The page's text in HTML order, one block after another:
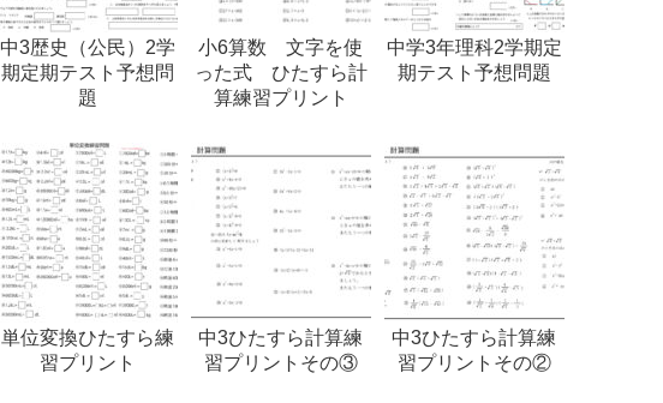
中3歴史（公民）2学
期定期テスト予想問
題
小6算数 文字を使
った式 ひたすら計
算練習プリント
中学3年理科2学期定
期テスト予想問題
単位変換ひたすら練
習プリント
中3ひたすら計算練
習プリントその③
中3ひたすら計算練
習プリントその②